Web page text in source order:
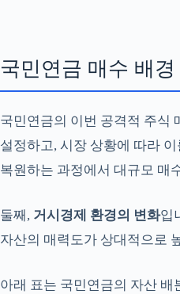
국민연금 매수 배
국민연금의 이번 공격적 주식
설정하고, 시장 상황에 따라
복원하는 과정에서 대규모 매
둘째, 거시경제 환경의 변화입
자산의 매력도가 상대적으로
아래 표는 국민연금의 자산